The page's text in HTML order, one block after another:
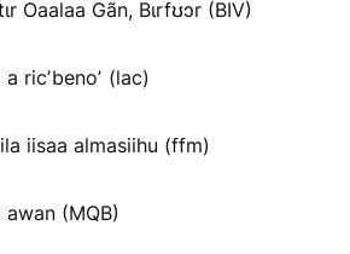
Oaalaa Gãn, Bɩrfʊɔr (BIV)
ricʼbenoʼ (lac)
iisaa almasiihu (ffm)
(MQB)